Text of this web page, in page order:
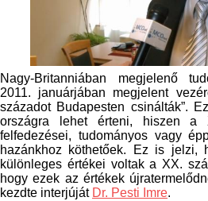
Nagy-Britanniában megjelenő
2011. januárjában megjelent
századot Budapesten csinálták”.
országra lehet érteni, hiszen a
felfedezései, tudományos vagy
hazánkhoz köthetőek. Ez is jelzi,
különleges értékei voltak a XX.
hogy ezek az értékek
kezdte interjúját Dr. Pesti Imre.